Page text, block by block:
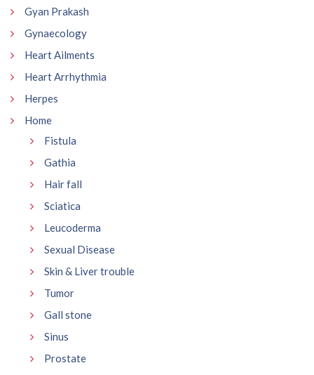
Gyan Prakash
Gynaecology
Heart Ailments
Heart Arrhythmia
Herpes
Home
Fistula
Gathia
Hair fall
Sciatica
Leucoderma
Sexual Disease
Skin & Liver trouble
Tumor
Gall stone
Sinus
Prostate